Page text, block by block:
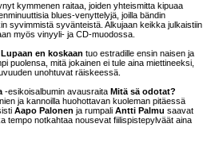
kymmenen raitaa, joiden yhteismitta kipuaa
blues-venyttelyjä, joilla bändin
syvimmistä syvänteistä. Alkujaan keikka julkaistiin
myös vinyyli- ja CD-muodossa.
Lupaan en koskaan tuo estradille ensin naisen ja
puolensa, mitä jokainen ei tule aina miettineeksi,
unohtuvat räiskeessä.
-esikoisalbumin avausraita Mitä sä odotat?
ja kannoilla huohottavan kuoleman pitäessä
Aapo Palonen ja rumpali Antti Palmu saavat
tempo notkahtaa nousevat fiilispistepylväät aina